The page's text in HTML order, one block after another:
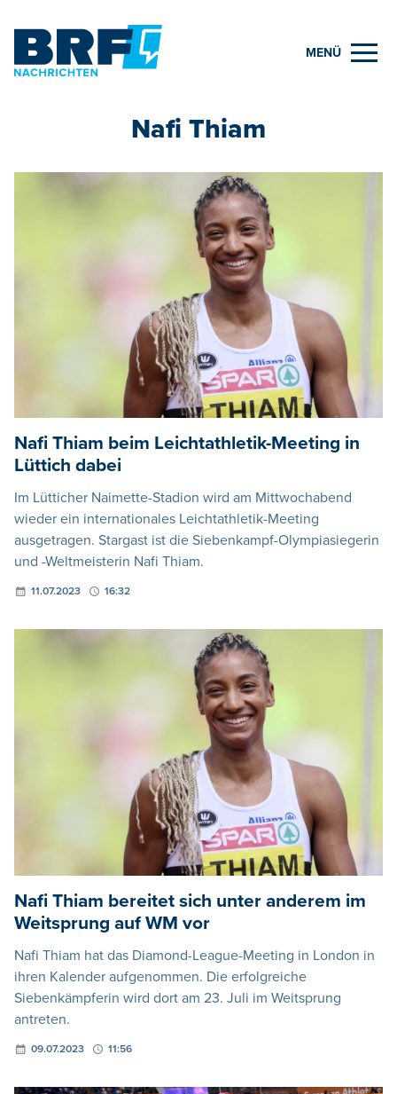
MENÜ
Nafi Thiam
Nafi Thiam beim Leichtathletik-Meeting in
Lüttich dabei
Im Lütticher Naimette-Stadion wird am Mittwochabend
wieder ein internationales Leichtathletik-Meeting
ausgetragen. Stargast ist die Siebenkampf-Olympiasiegerin
und -Weltmeisterin Nafi Thiam.
11.07.2023 16:32
Nafi Thiam bereitet sich unter anderem im
Weitsprung auf WM vor
Nafi Thiam hat das Diamond-League-Meeting in London in
ihren Kalender aufgenommen. Die erfolgreiche
Siebenkämpferin wird dort am 23. Juli im Weitsprung
antreten.
09.07.2023 11:56